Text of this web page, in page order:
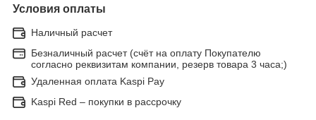
Условия оплаты
Наличный расчет
Безналичный расчет (счёт на оплату Покупателю
согласно реквизитам компании, резерв товара 3 часа;)
Удаленная оплата Kaspi Pay
Kaspi Red – покупки в рассрочку